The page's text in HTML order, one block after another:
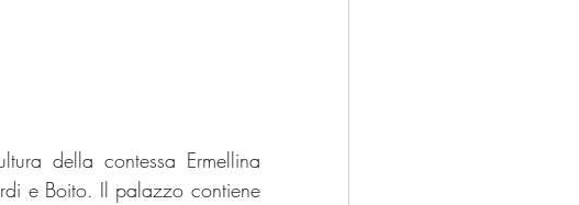
della contessa Ermellina
e Boito. Il palazzo contiene